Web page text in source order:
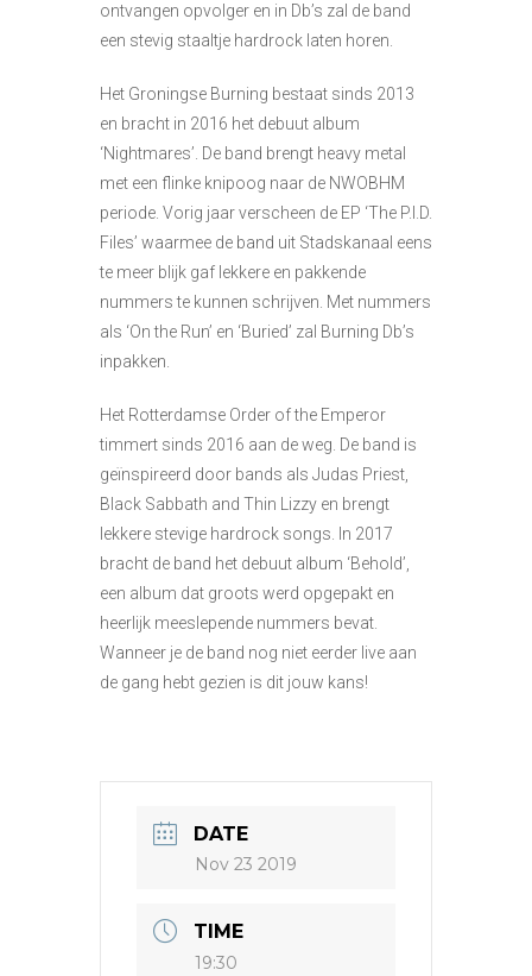
ontvangen opvolger en in Db’s zal de band
een stevig staaltje hardrock laten horen.
Het Groningse Burning bestaat sinds 2013
en bracht in 2016 het debuut album
‘Nightmares’. De band brengt heavy metal
met een flinke knipoog naar de NWOBHM
periode. Vorig jaar verscheen de EP ‘The P.I.D.
Files’ waarmee de band uit Stadskanaal eens
te meer blijk gaf lekkere en pakkende
nummers te kunnen schrijven. Met nummers
als ‘On the Run’ en ‘Buried’ zal Burning Db’s
inpakken.
Het Rotterdamse Order of the Emperor
timmert sinds 2016 aan de weg. De band is
geïnspireerd door bands als Judas Priest,
Black Sabbath and Thin Lizzy en brengt
lekkere stevige hardrock songs. In 2017
bracht de band het debuut album ‘Behold’,
een album dat groots werd opgepakt en
heerlijk meeslepende nummers bevat.
Wanneer je de band nog niet eerder live aan
de gang hebt gezien is dit jouw kans!
DATE
Nov 23 2019
TIME
19:30